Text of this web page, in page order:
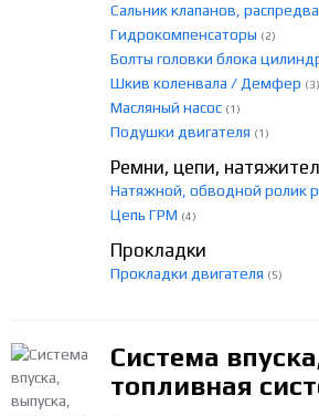
Сальник клапанов,
Гидрокомпенсаторы (2)
Болты головки блока
Шкив коленвала / Демфер (3)
Масляный насос (1)
Подушки двигателя (1)
Ремни, цепи,
Натяжной, обводной ролик
Цепь ГРМ (4)
Прокладки
Прокладки двигателя (5)
Система
топливная